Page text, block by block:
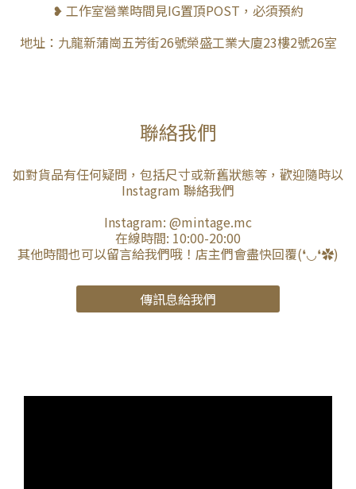
❥ 工作室營業時間見IG置頂POST，必須預約
地址：九龍新蒲崗五芳街26號榮盛工業大廈23樓2號26室
聯絡我們
如對貨品有任何疑問，包括尺寸或新舊狀態等，歡迎隨時以
Instagram 聯絡我們
Instagram: @mintage.mc
在線時間: 10:00-20:00
其他時間也可以留言給我們哦！店主們會盡快回覆(❛◡❛✿)
傳訊息給我們